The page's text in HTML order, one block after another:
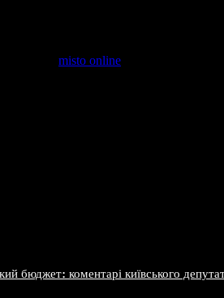
misto online
бюджет: коментарі київського